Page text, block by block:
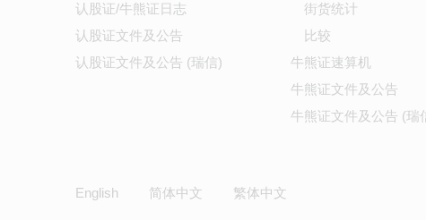
认股证/牛熊证日志
认股证文件及公告
认股证文件及公告 (瑞信)
街货统计
比较
牛熊证速算机
牛熊证文件及公告
牛熊证文件及公告 (瑞
English 简体中文 繁体中文